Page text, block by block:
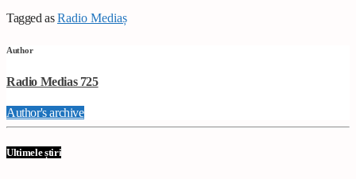
Tagged asRadio Mediaș
Author
Radio Medias 725
Author's archive
Ultimele știri